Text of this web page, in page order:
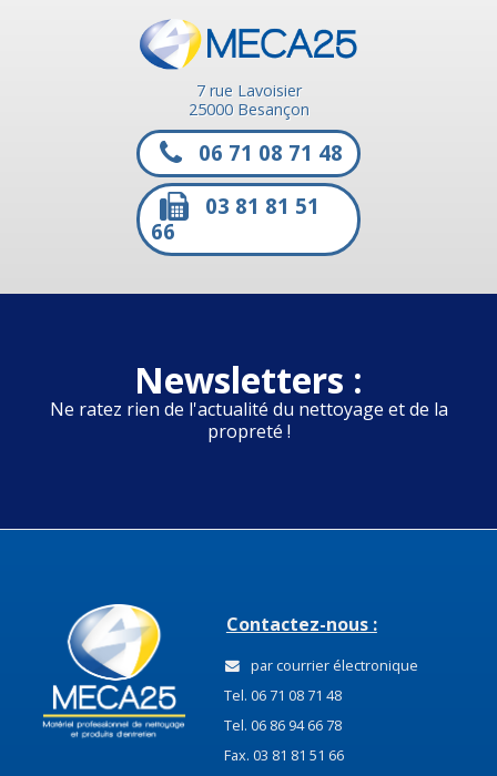
7 rue Lavoisier
25000 Besançon
06 71 08 71 48
03 81 81 51
66
Newsletters :
Ne ratez rien de l'actualité du nettoyage et de la
propreté !
Contactez-nous :
par courrier électronique
Tel. 06 71 08 71 48
Tel. 06 86 94 66 78
Fax. 03 81 81 51 66